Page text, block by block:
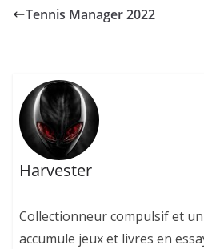
Tennis Manager 2022
Harvester
Collectionneur compulsif et
accumule jeux et livres en